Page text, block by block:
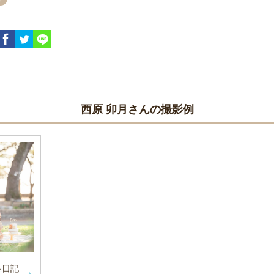
西原 卯月さんの撮影例
日記